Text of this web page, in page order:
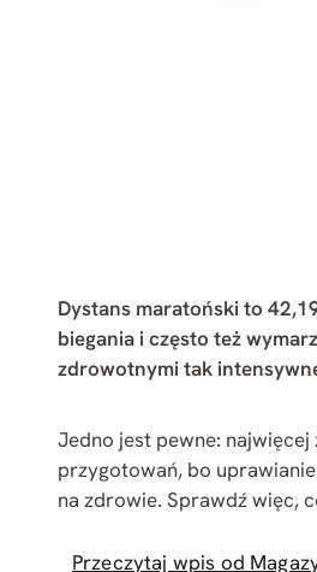
Dystans maratoński to
biegania i często też
zdrowotnymi tak
Jedno jest pewne:
przygotowań, bo
na zdrowie. Sprawdź więc,
Przeczytaj wpis od